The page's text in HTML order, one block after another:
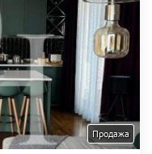
Продажа